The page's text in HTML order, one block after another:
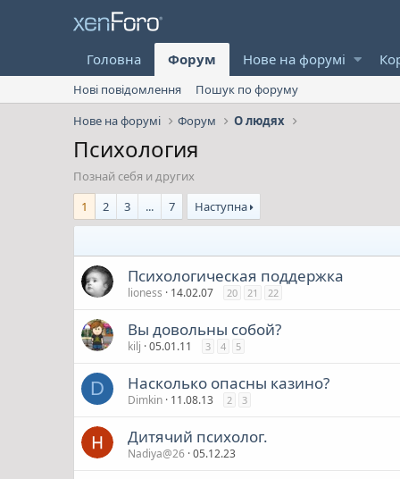
Головна Форум Нове на форумі
Нові повідомлення
Пошук по форуму
Нове на форумі
Форум О людях
Психология
Познай себя и других
1
2 3 ... 7 Наступна
Психологическая поддержка
lioness 14.02.07 20 21 22
Вы довольны собой?
kilj 05.01.11 3 4 5
D Насколько опасны казино?
Dimkin 11.08.13 2 3
Дитячий психолог.
Nadiya@26 05.12.23